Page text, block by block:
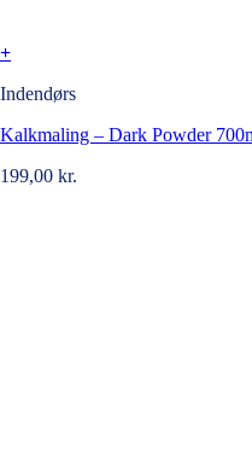
+
Indendørs
Kalkmaling – Dark Powder
199,00 kr.